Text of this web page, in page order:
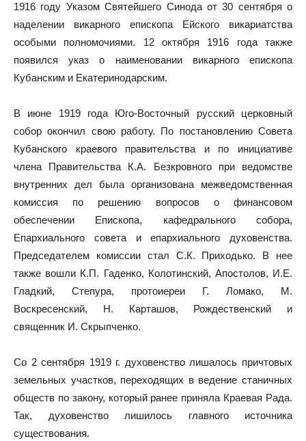
1916 году Указом Святейшего Синода от 30 сентября о
наделении викарного епископа Ейского викариатства
особыми полномочиями. 12 октября 1916 года также
появился указ о наименовании викарного епископа
Кубанским и Екатеринодарским.
В июне 1919 года Юго-Восточный русский церковный
собор окончил свою работу. По постановлению Совета
Кубанского краевого правительства и по инициативе
члена Правительства К.А. Безкровного при ведомстве
внутренних дел была организована межведомственная
комиссия по решению вопросов о финансовом
обеспечении Епископа, кафедрального собора,
Епархиального совета и епархиального духовенства.
Председателем комиссии стал С.К. Приходько. В нее
также вошли К.П. Гаденко, Колотинский, Апостолов, И.Е.
Гладкий, Степура, протоиереи Г. Ломако, М.
Воскресенский, Н. Карташов, Рождественский и
священник И. Скрыпченко.
Со 2 сентября 1919 г. духовенство лишалось причтовых
земельных участков, переходящих в ведение станичных
обществ по закону, который ранее приняла Краевая Рада.
Так, духовенство лишилось главного источника
существования.